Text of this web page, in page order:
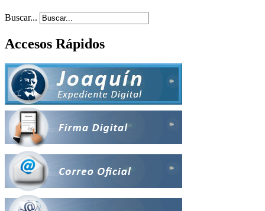
Buscar...
Accesos Rápidos